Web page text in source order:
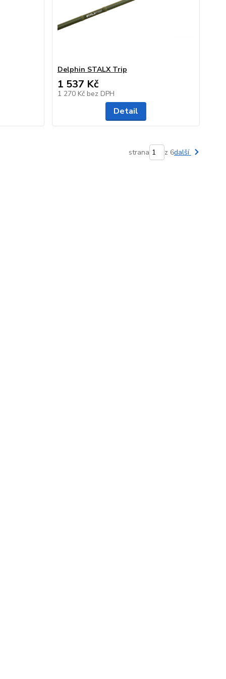
Delphin STALX Trip
1 537 Kč
1 270 Kč bez DPH
Detail
strana z 6další